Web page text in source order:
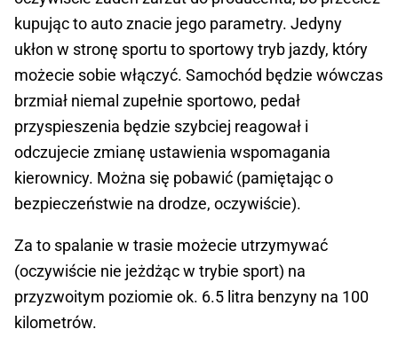
kupując to auto znacie jego parametry. Jedyny
ukłon w stronę sportu to sportowy tryb jazdy, który
możecie sobie włączyć. Samochód będzie wówczas
brzmiał niemal zupełnie sportowo, pedał
przyspieszenia będzie szybciej reagował i
odczujecie zmianę ustawienia wspomagania
kierownicy. Można się pobawić (pamiętając o
bezpieczeństwie na drodze, oczywiście).
Za to spalanie w trasie możecie utrzymywać
(oczywiście nie jeżdżąc w trybie sport) na
przyzwoitym poziomie ok. 6.5 litra benzyny na 100
kilometrów.